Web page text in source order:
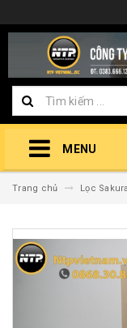
MENU
Trang chủ Lọc Sakura